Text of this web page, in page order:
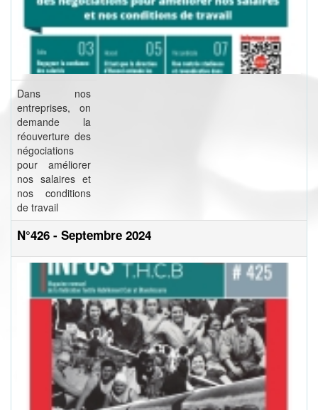
Dans nos
entreprises, on
demande la
réouverture des
négociations
pour améliorer
nos salaires et
nos conditions
de travail
N°426 - Septembre 2024